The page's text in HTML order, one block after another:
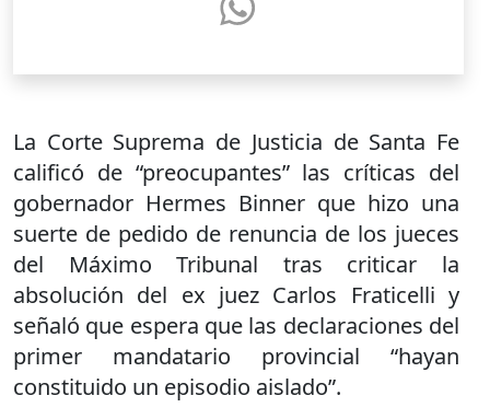
La Corte Suprema de Justicia de Santa Fe
calificó de “preocupantes” las críticas del
gobernador Hermes Binner que hizo una
suerte de pedido de renuncia de los jueces
del Máximo Tribunal tras criticar la
absolución del ex juez Carlos Fraticelli y
señaló que espera que las declaraciones del
primer mandatario provincial “hayan
constituido un episodio aislado”.